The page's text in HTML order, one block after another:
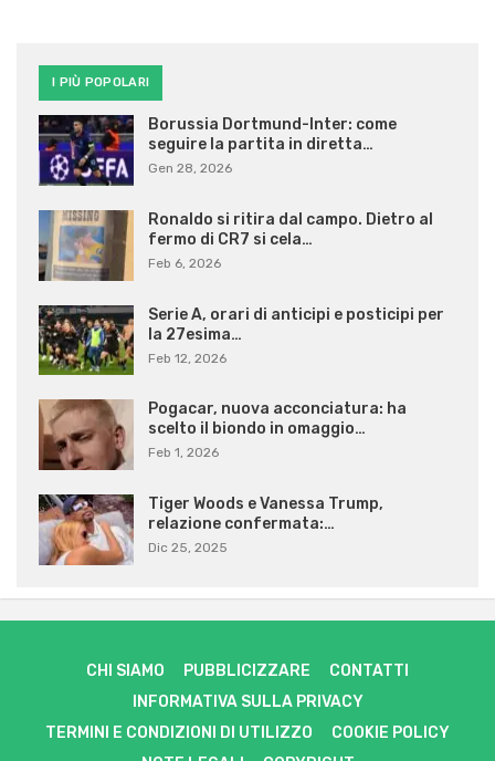
I PIÙ POPOLARI
Borussia Dortmund-Inter: come
seguire la partita in diretta…
Gen 28, 2026
Ronaldo si ritira dal campo. Dietro al
fermo di CR7 si cela…
Feb 6, 2026
Serie A, orari di anticipi e posticipi per
la 27esima…
Feb 12, 2026
Pogacar, nuova acconciatura: ha
scelto il biondo in omaggio…
Feb 1, 2026
Tiger Woods e Vanessa Trump,
relazione confermata:…
Dic 25, 2025
CHI SIAMO PUBBLICIZZARE
CONTATTI
INFORMATIVA SULLA PRIVACY
TERMINI E CONDIZIONI DI UTILIZZO
COOKIE POLICY